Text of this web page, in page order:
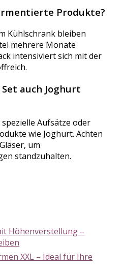
Produkte?
Kühlschrank bleiben
mehrere Monate
intensiviert sich mit der
auch Joghurt
Aufsätze oder
wie Joghurt. Achten
um
standzuhalten.
Höhenverstellung –
XXL – Ideal für Ihre